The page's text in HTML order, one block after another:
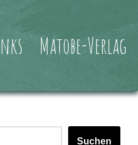
Matobe-Verlag
Suchen